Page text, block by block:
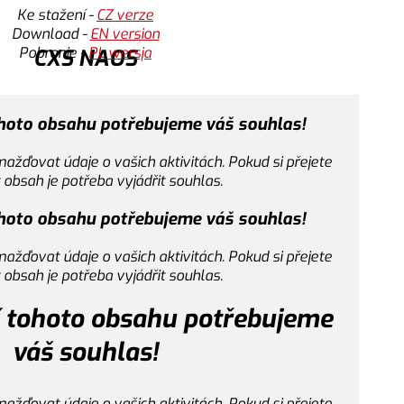
CXS NAOS
obsahu potřebujeme váš souhlas!
údaje o vašich aktivitách. Pokud si přejete
je potřeba vyjádřit souhlas.
Nastavení cookies
Přijmout
Ke stažení -CZ verze
Download -EN version
Pobranie -PL wersja
LEONIS SHOWREEL
obsahu potřebujeme váš souhlas!
údaje o vašich aktivitách. Pokud si přejete
je potřeba vyjádřit souhlas.
Nastavení cookies
Přijmout
Download -EN version
CXS IMPA
tohoto obsahu potřebujeme
váš souhlas!
Ke stažení -
CZ verze
Download -
EN version
Pobranie - PL wersja